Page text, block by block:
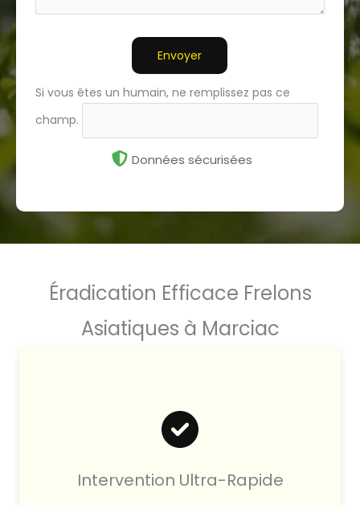
Envoyer
Si vous êtes un humain, ne remplissez pas ce
champ.
Données sécurisées
Éradication Efficace Frelons
Asiatiques à Marciac
Intervention Ultra-Rapide